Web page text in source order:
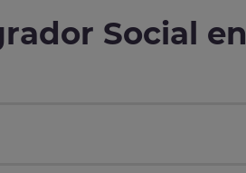
Social en